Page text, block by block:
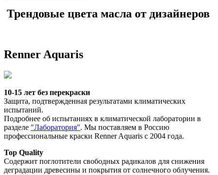
Трендовые цвета масла от дизайнеров
Renner Aquaris
10-15 лет без перекраски
Защита, подтвержденная результатами климатических
испытаний.
Подробнее об испытаниях в климатической лаборатории в
разделе "Лаборатория". Мы поставляем в Россию
профессиональные краски Renner Aquaris с 2004 года.
Top Quality
Содержит поглотители свободных радикалов для снижения
деградации древесины и покрытия от солнечного облучения.